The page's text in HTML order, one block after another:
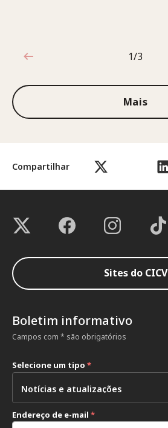
Compartilhar
1 de 3
1/3
Mais
Sites do CICV
Boletim informativo
Campos com * são obrigatórios
Selecione um tipo *
Endereço de e-mail *